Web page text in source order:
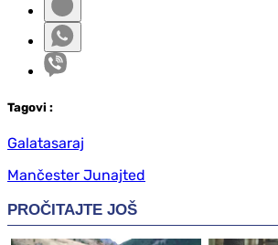
Tagovi :
Galatasaraj
Mančester Junajted